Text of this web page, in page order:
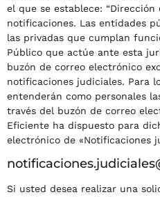
el que se establece:
notificaciones. Las entidades
las privadas que cumplan
Público que actúe ante esta
buzón de correo electrónico
notificaciones judiciales. Para
entenderán como personales
través del buzón de correo
Eficiente ha dispuesto para
electrónico de «Notificaciones
Si usted desea realizar una